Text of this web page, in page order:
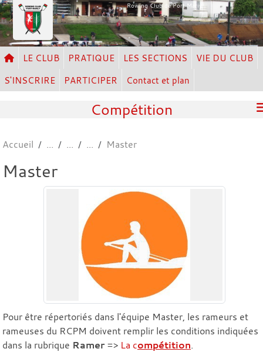
Rowing Club de Port Marly
LE CLUB PRATIQUE LES SECTIONS
VIE DU CLUB
S'INSCRIRE
PARTICIPER Contact et plan
Compétition
Accueil Master
Master
Pour être répertoriés dans l'équipe Master, les rameurs et
rameuses du RCPM doivent remplir les conditions indiquées
dans la rubrique Ramer=> La compétition.
Panneau de gestion des cookies